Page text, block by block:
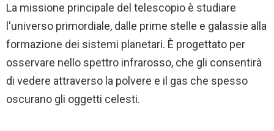
La missione principale del telescopio è studiare
l'universo primordiale, dalle prime stelle e galassie alla
formazione dei sistemi planetari. È progettato per
osservare nello spettro infrarosso, che gli consentirà
di vedere attraverso la polvere e il gas che spesso
oscurano gli oggetti celesti.